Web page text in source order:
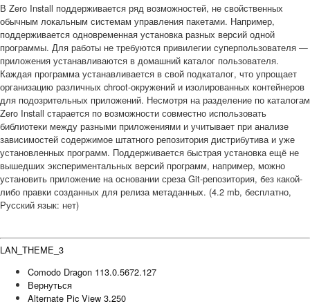
В Zero Install поддерживается ряд возможностей, не свойственных
обычным локальным системам управления пакетами. Например,
поддерживается одновременная установка разных версий одной
программы. Для работы не требуются привилегии суперпользователя —
приложения устанавливаются в домашний каталог пользователя.
Каждая программа устанавливается в свой подкаталог, что упрощает
организацию различных chroot-окружений и изолированных контейнеров
для подозрительных приложений. Несмотря на разделение по каталогам
Zero Install старается по возможности совместно использовать
библиотеки между разными приложениями и учитывает при анализе
зависимостей содержимое штатного репозитория дистрибутива и уже
установленных программ. Поддерживается быстрая установка ещё не
вышедших экспериментальных версий программ, например, можно
установить приложение на основании среза Git-репозитория, без какой-
либо правки созданных для релиза метаданных. (4.2 mb, бесплатно,
Русский язык: нет)
LAN_THEME_3
Comodo Dragon 113.0.5672.127
Вернуться
Alternate Pic View 3.250